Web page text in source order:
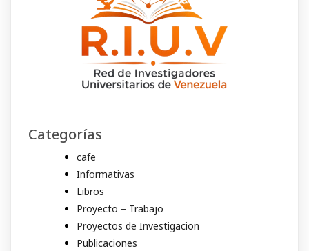
Categorías
cafe
Informativas
Libros
Proyecto – Trabajo
Proyectos de Investigacion
Publicaciones